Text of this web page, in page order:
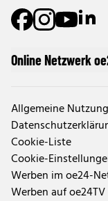
Online Netzwerk
Allgemeine
Cookie-Liste
Cookie-
Werben im oe24-
Werben auf oe24TV